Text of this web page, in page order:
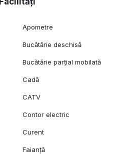
Apometre
Bucătărie deschisă
Bucătărie parțial mobilată
Cadă
CATV
Contor electric
Curent
Faianță